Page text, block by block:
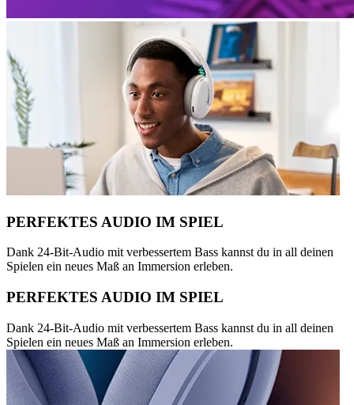
PERFEKTES AUDIO IM SPIEL
Dank 24-Bit-Audio mit verbessertem Bass kannst du in all deinen
Spielen ein neues Maß an Immersion erleben.
PERFEKTES AUDIO IM SPIEL
Dank 24-Bit-Audio mit verbessertem Bass kannst du in all deinen
Spielen ein neues Maß an Immersion erleben.